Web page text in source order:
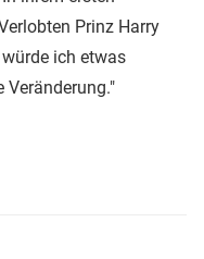
Prinz Harry
ich etwas
Veränderung."